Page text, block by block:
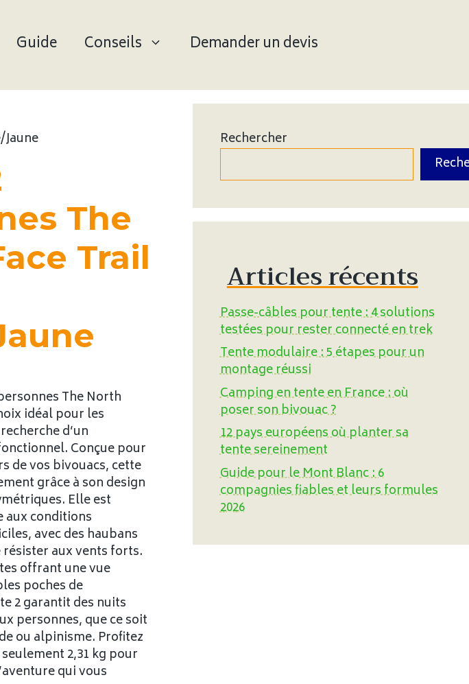
Guide Conseils Demander un devis
The
Trail
The North
idéal pour les
d’un
Conçue pour
de vos bivouacs, cette
grâce à son design
Elle est
aux conditions
avec des haubans
aux vents forts.
offrant une vue
poches de
2 garantit des nuits
personnes, que ce soit
ou alpinisme. Profitez
2,31 kg pour
qui vous
Rechercher
Articles récents
Passe-câbles pour tente : 4 solutions
testées pour rester connecté en trek
Tente modulaire : 5 étapes pour un
montage réussi
Camping en tente en France : où
poser son bivouac ?
12 pays européens où planter sa
tente sereinement
Guide pour le Mont Blanc : 6
compagnies fiables et leurs formules
2026